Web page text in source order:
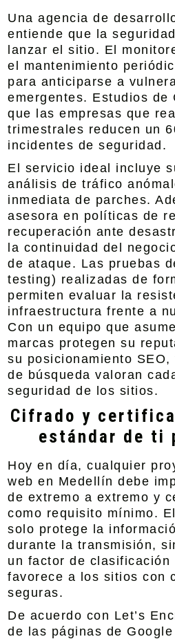
Una agencia de
entiende que la
lanzar el sitio. El
el mantenimiento
para anticiparse a
emergentes. Estudios de
que las empresas que
trimestrales reducen un
incidentes de seguridad.
El servicio ideal incluye
análisis de tráfico
inmediata de parches.
asesora en políticas de
recuperación ante
la continuidad del
de ataque. Las pruebas
testing) realizadas de
permiten evaluar la
infraestructura frente a
Con un equipo que
marcas protegen su
su posicionamiento
de búsqueda valoran
seguridad de los sitios.
Cifrado y
estándar de ti
Hoy en día, cualquier
web en Medellín debe
de extremo a extremo y
como requisito mínimo.
solo protege la
durante la transmisión,
un factor de clasificación
favorece a los sitios con
seguras.
De acuerdo con Let’s
de las páginas de